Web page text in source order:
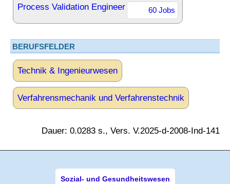
Process Validation Engineer 60 Jobs
BERUFSFELDER
Technik & Ingenieurwesen
Verfahrensmechanik und Verfahrenstechnik
Dauer: 0.0283 s., Vers. V.2025-d-2008-Ind-141
Sozial- und Gesundheitswesen